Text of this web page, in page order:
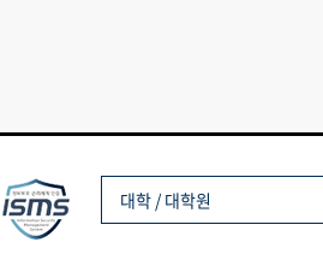
대학 / 대학원